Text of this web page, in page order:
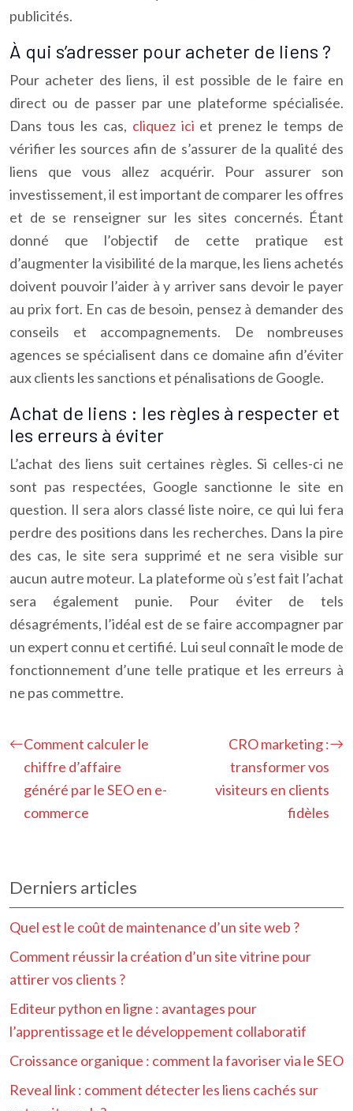
publicités.
À qui s’adresser pour acheter de liens ?
Pour acheter des liens, il est possible de le faire en
direct ou de passer par une plateforme spécialisée.
Dans tous les cas, cliquez ici et prenez le temps de
vérifier les sources afin de s’assurer de la qualité des
liens que vous allez acquérir. Pour assurer son
investissement, il est important de comparer les offres
et de se renseigner sur les sites concernés. Étant
donné que l’objectif de cette pratique est
d’augmenter la visibilité de la marque, les liens achetés
doivent pouvoir l’aider à y arriver sans devoir le payer
au prix fort. En cas de besoin, pensez à demander des
conseils et accompagnements. De nombreuses
agences se spécialisent dans ce domaine afin d’éviter
aux clients les sanctions et pénalisations de Google.
Achat de liens : les règles à respecter et
les erreurs à éviter
L’achat des liens suit certaines règles. Si celles-ci ne
sont pas respectées, Google sanctionne le site en
question. Il sera alors classé liste noire, ce qui lui fera
perdre des positions dans les recherches. Dans la pire
des cas, le site sera supprimé et ne sera visible sur
aucun autre moteur. La plateforme où s’est fait l’achat
sera également punie. Pour éviter de tels
désagréments, l’idéal est de se faire accompagner par
un expert connu et certifié. Lui seul connaît le mode de
fonctionnement d’une telle pratique et les erreurs à
ne pas commettre.
Comment calculer le
chiffre d’affaire
généré par le SEO en e-
commerce
CRO marketing :
transformer vos
visiteurs en clients
fidèles
Derniers articles
Quel est le coût de maintenance d’un site web ?
Comment réussir la création d’un site vitrine pour
attirer vos clients ?
Editeur python en ligne : avantages pour
l’apprentissage et le développement collaboratif
Croissance organique : comment la favoriser via le SEO
Reveal link : comment détecter les liens cachés sur